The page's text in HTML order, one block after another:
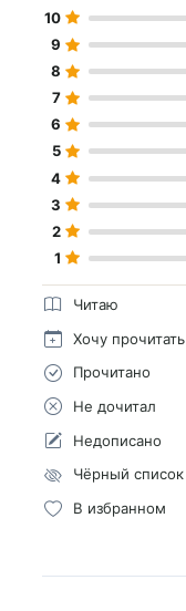
10
9
8
7
6
5
4
3
2
1
Читаю
Хочу прочитать
Прочитано
Не дочитал
Недописано
Чёрный список
В избранном